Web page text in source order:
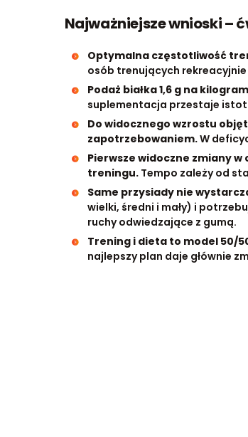
Najważniejsze wnioski –
Optymalna częstotliwość
osób trenujących
Podaż białka 1,6 g na
suplementacja przestaje
Do widocznego wzrostu
zapotrzebowaniem.W
Pierwsze widoczne zmiany
treningu.Tempo zależy od
Same przysiady nie
wielki, średni i mały) i
ruchy odwiedzające z gumą.
Trening i dieta to model 50/
najlepszy plan daje głównie